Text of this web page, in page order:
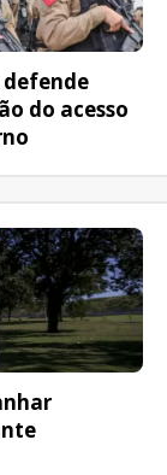
defende
do acesso